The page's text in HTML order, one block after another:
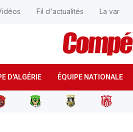
D'ALGÉRIE ÉQUIPE NATIONALE
Fil d'actualités La var